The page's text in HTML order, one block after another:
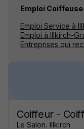
Emploi
Emploi Service à
Emploi à Illkirch-
Entreprises qui
Coiffeur -
Le Salon. Illkirch